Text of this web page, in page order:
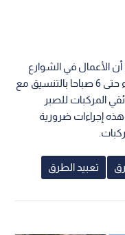
الأعمال في الشوارع
الرئيسية تنفذ ليلا بدءا من الساعة 11 مساء حتى 6 صباحا بالتنسيق مع
المركبات للصبر
هذه إجراءات ضرورية
تعبيد الطرق